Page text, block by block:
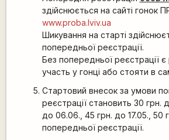
здійснюється на сайті гонок
www.proba.lviv.ua
Шикування на старті
попередньої реєстрації.
Без попередньої реєстрації
участь у гонці або стояти в
Стартовий внесок за умови
реєстрації становить 30 грн.
до 06.06., 45 грн. до 17.05., 50
попередньої реєстрації.